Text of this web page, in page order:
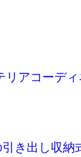
リアコーデ
き出し収納